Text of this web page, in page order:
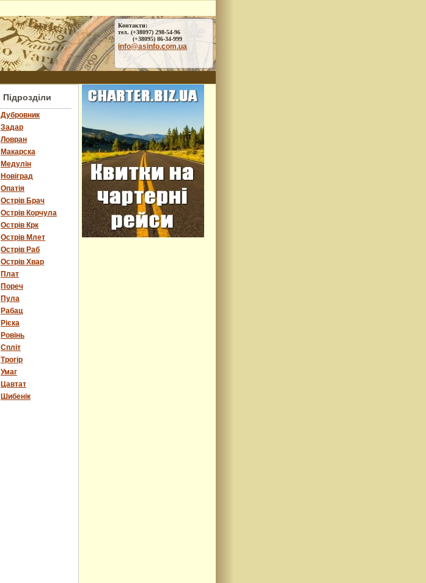
Контакти:
тел. (+38097) 298-54-96
(+38095) 86-34-999
info@asinfo.com.ua
Підрозділи
Дубровник
Задар
Ловран
Макарска
Медулін
Новіград
Опатія
Острів Брач
Острів Корчула
Острів Крк
Острів Млет
Острів Раб
Острів Хвар
Плат
Пореч
Пула
Рабац
Рієка
Ровінь
Спліт
Трогір
Умаг
Цавтат
Шибенік